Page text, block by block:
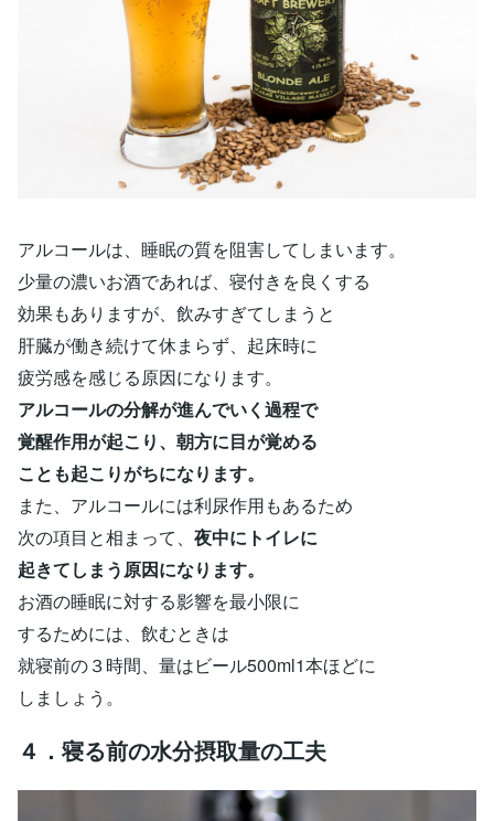
アルコールは、睡眠の質を阻害してしまいます。
少量の濃いお酒であれば、寝付きを良くする
効果もありますが、飲みすぎてしまうと
肝臓が働き続けて休まらず、起床時に
疲労感を感じる原因になります。
アルコールの分解が進んでいく過程で
覚醒作用が起こり、朝方に目が覚める
ことも起こりがちになります。
また、アルコールには利尿作用もあるため
次の項目と相まって、 夜中にトイレに
起きてしまう原因になります。
お酒の睡眠に対する影響を最小限に
するためには、飲むときは
就寝前の３時間、量はビール500ml1本ほどに
しましょう。
４．寝る前の水分摂取量の工夫